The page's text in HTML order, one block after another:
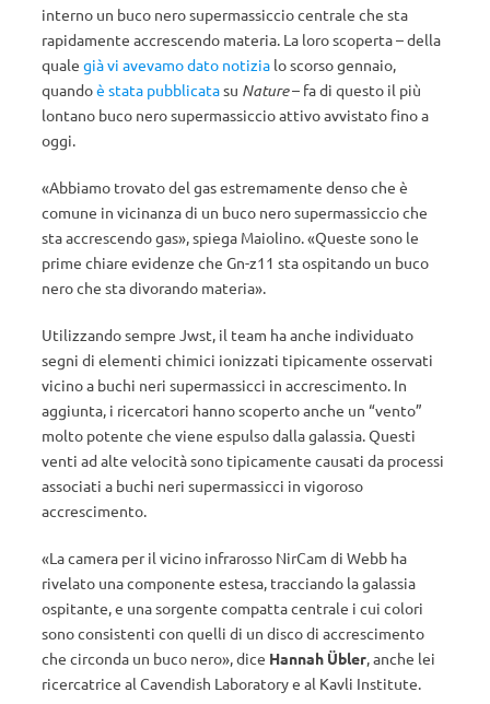
interno un buco nero supermassiccio centrale che sta
rapidamente accrescendo materia. La loro scoperta – della
quale già vi avevamo dato notizia lo scorso gennaio,
quandoè stata pubblicatasu Nature– fa di questo il più
lontano buco nero supermassiccio attivo avvistato fino a
oggi.
«Abbiamo trovato del gas estremamente denso che è
comune in vicinanza di un buco nero supermassiccio che
sta accrescendo gas», spiega Maiolino. «Queste sono le
prime chiare evidenze che Gn-z11 sta ospitando un buco
nero che sta divorando materia».
Utilizzando sempre Jwst, il team ha anche individuato
segni di elementi chimici ionizzati tipicamente osservati
vicino a buchi neri supermassicci in accrescimento. In
aggiunta, i ricercatori hanno scoperto anche un “vento”
molto potente che viene espulso dalla galassia. Questi
venti ad alte velocità sono tipicamente causati da processi
associati a buchi neri supermassicci in vigoroso
accrescimento.
«La camera per il vicino infrarosso NirCam di Webb ha
rivelato una componente estesa, tracciando la galassia
ospitante, e una sorgente compatta centrale i cui colori
sono consistenti con quelli di un disco di accrescimento
che circonda un buco nero», dice Hannah Übler, anche lei
ricercatrice al Cavendish Laboratory e al Kavli Institute.